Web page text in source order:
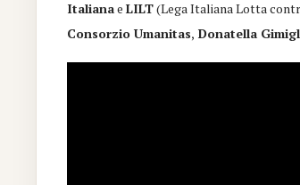
ItalianaeLILT(Lega Italiana Lotta
Consorzio Umanitas, Donatella